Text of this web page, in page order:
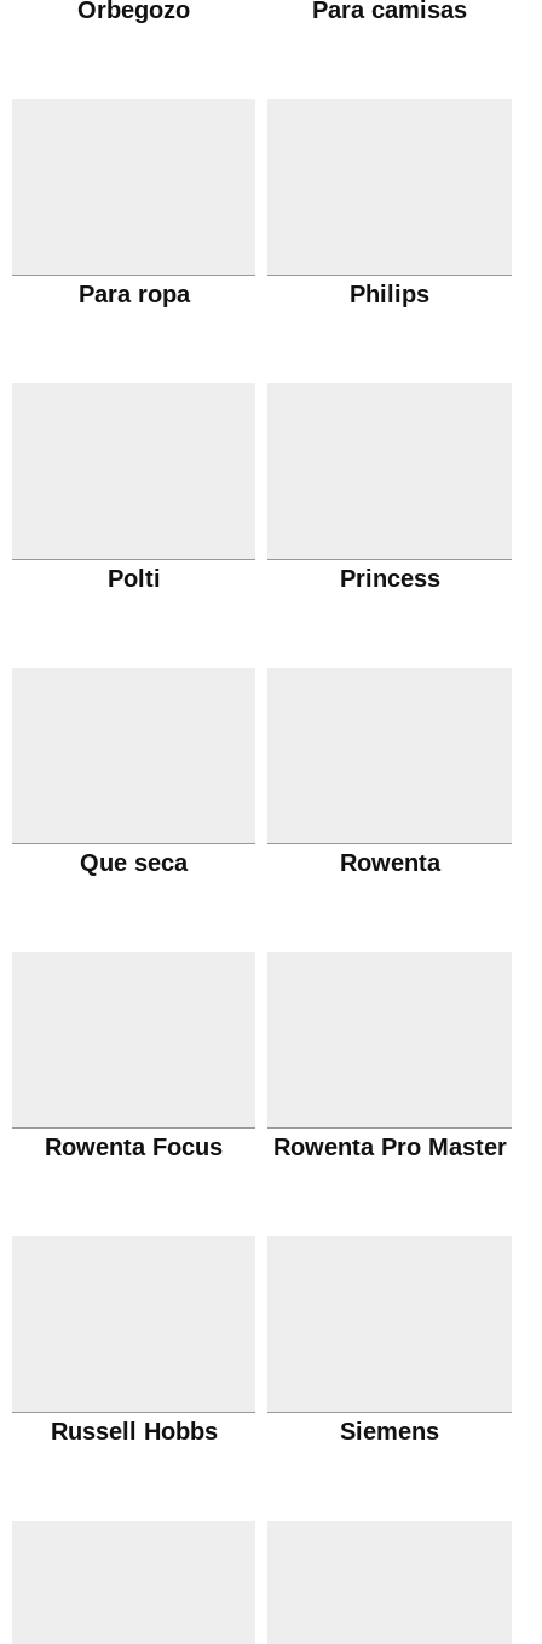
Orbegozo Para camisas
Para ropa Philips
Polti Princess
Que seca Rowenta
Rowenta Focus Rowenta Pro Master
Russell Hobbs Siemens